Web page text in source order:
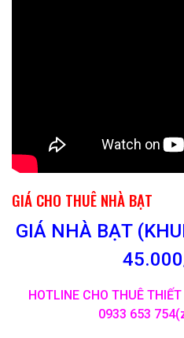
GIÁ CHO THUÊ NHÀ BẠT
GIÁ NHÀ BẠT
HOTLINE CHO THUÊ
0933 653